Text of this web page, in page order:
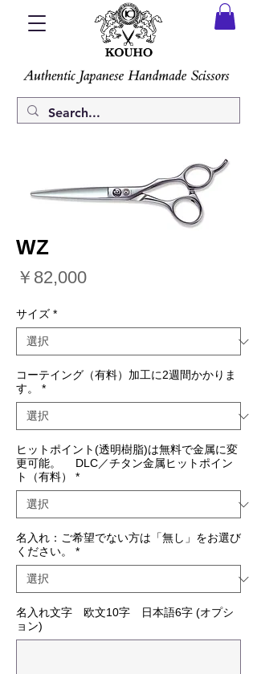
WZ
￥82,000価
サイズ *
コーテイング（有料）加工に2週間かかりま
す。
*
ヒットポイント(透明樹脂)は無料で金属に変
更可能。 DLC／チタン金属ヒットポイン
ト（有料）
*
名入れ：ご希望でない方は「無し」をお選び
ください。
*
名入れ文字 欧文10字 日本語6字 (オプシ
ョン)